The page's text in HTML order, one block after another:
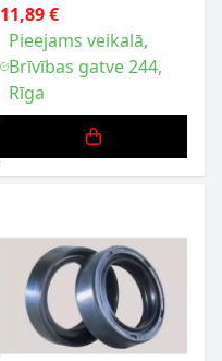
11,89 €
Pieejams veikalā,
Brīvības gatve 244,
Rīga